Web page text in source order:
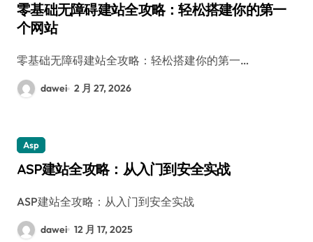
零基础无障碍建站全攻略：轻松搭建你的第一
个网站
零基础无障碍建站全攻略：轻松搭建你的第一…
dawei 2 月 27, 2026
Asp
ASP建站全攻略：从入门到安全实战
ASP建站全攻略：从入门到安全实战
dawei 12 月 17, 2025